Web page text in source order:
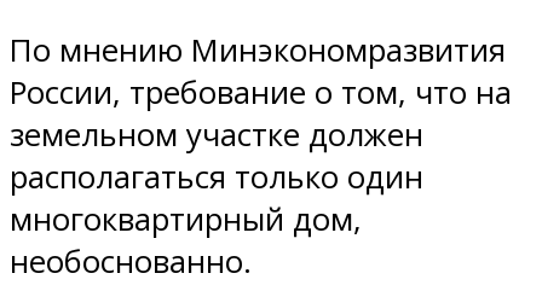
По мнению Минэкономразвития
России, требование о том, что на
земельном участке должен
располагаться только один
многоквартирный дом,
необоснованно.